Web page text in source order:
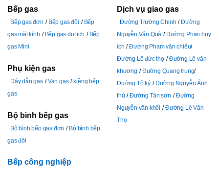
Bếp gas
Bếp gas đơn Bếp gas đôi
Bếp
gas mặt kính
Bếp gas du lịch
Bếp
gas Mini
Phụ kiện gas
Dây dẫn gas Van gas
kiềng bếp
gas
Bộ bình bếp gas
Bộ bình bếp gas đơn
Bộ bình bếp
gas đôi
Bếp công nghiệp
Dịch vụ giao gas
Đường Trường Chinh
Đường
Nguyễn Văn Quá
Đường Phan huy
ích
Đường Pham văn chiêu
Đường Lê đức thọ
Đường Lê văn
khương
Đường Quang trung
Đường Tô ký
Đường Nguyễn Ảnh
thủ
Đường Tân sơn
Đường
Nguyễn văn khối
Đường Lê Văn
Thọ